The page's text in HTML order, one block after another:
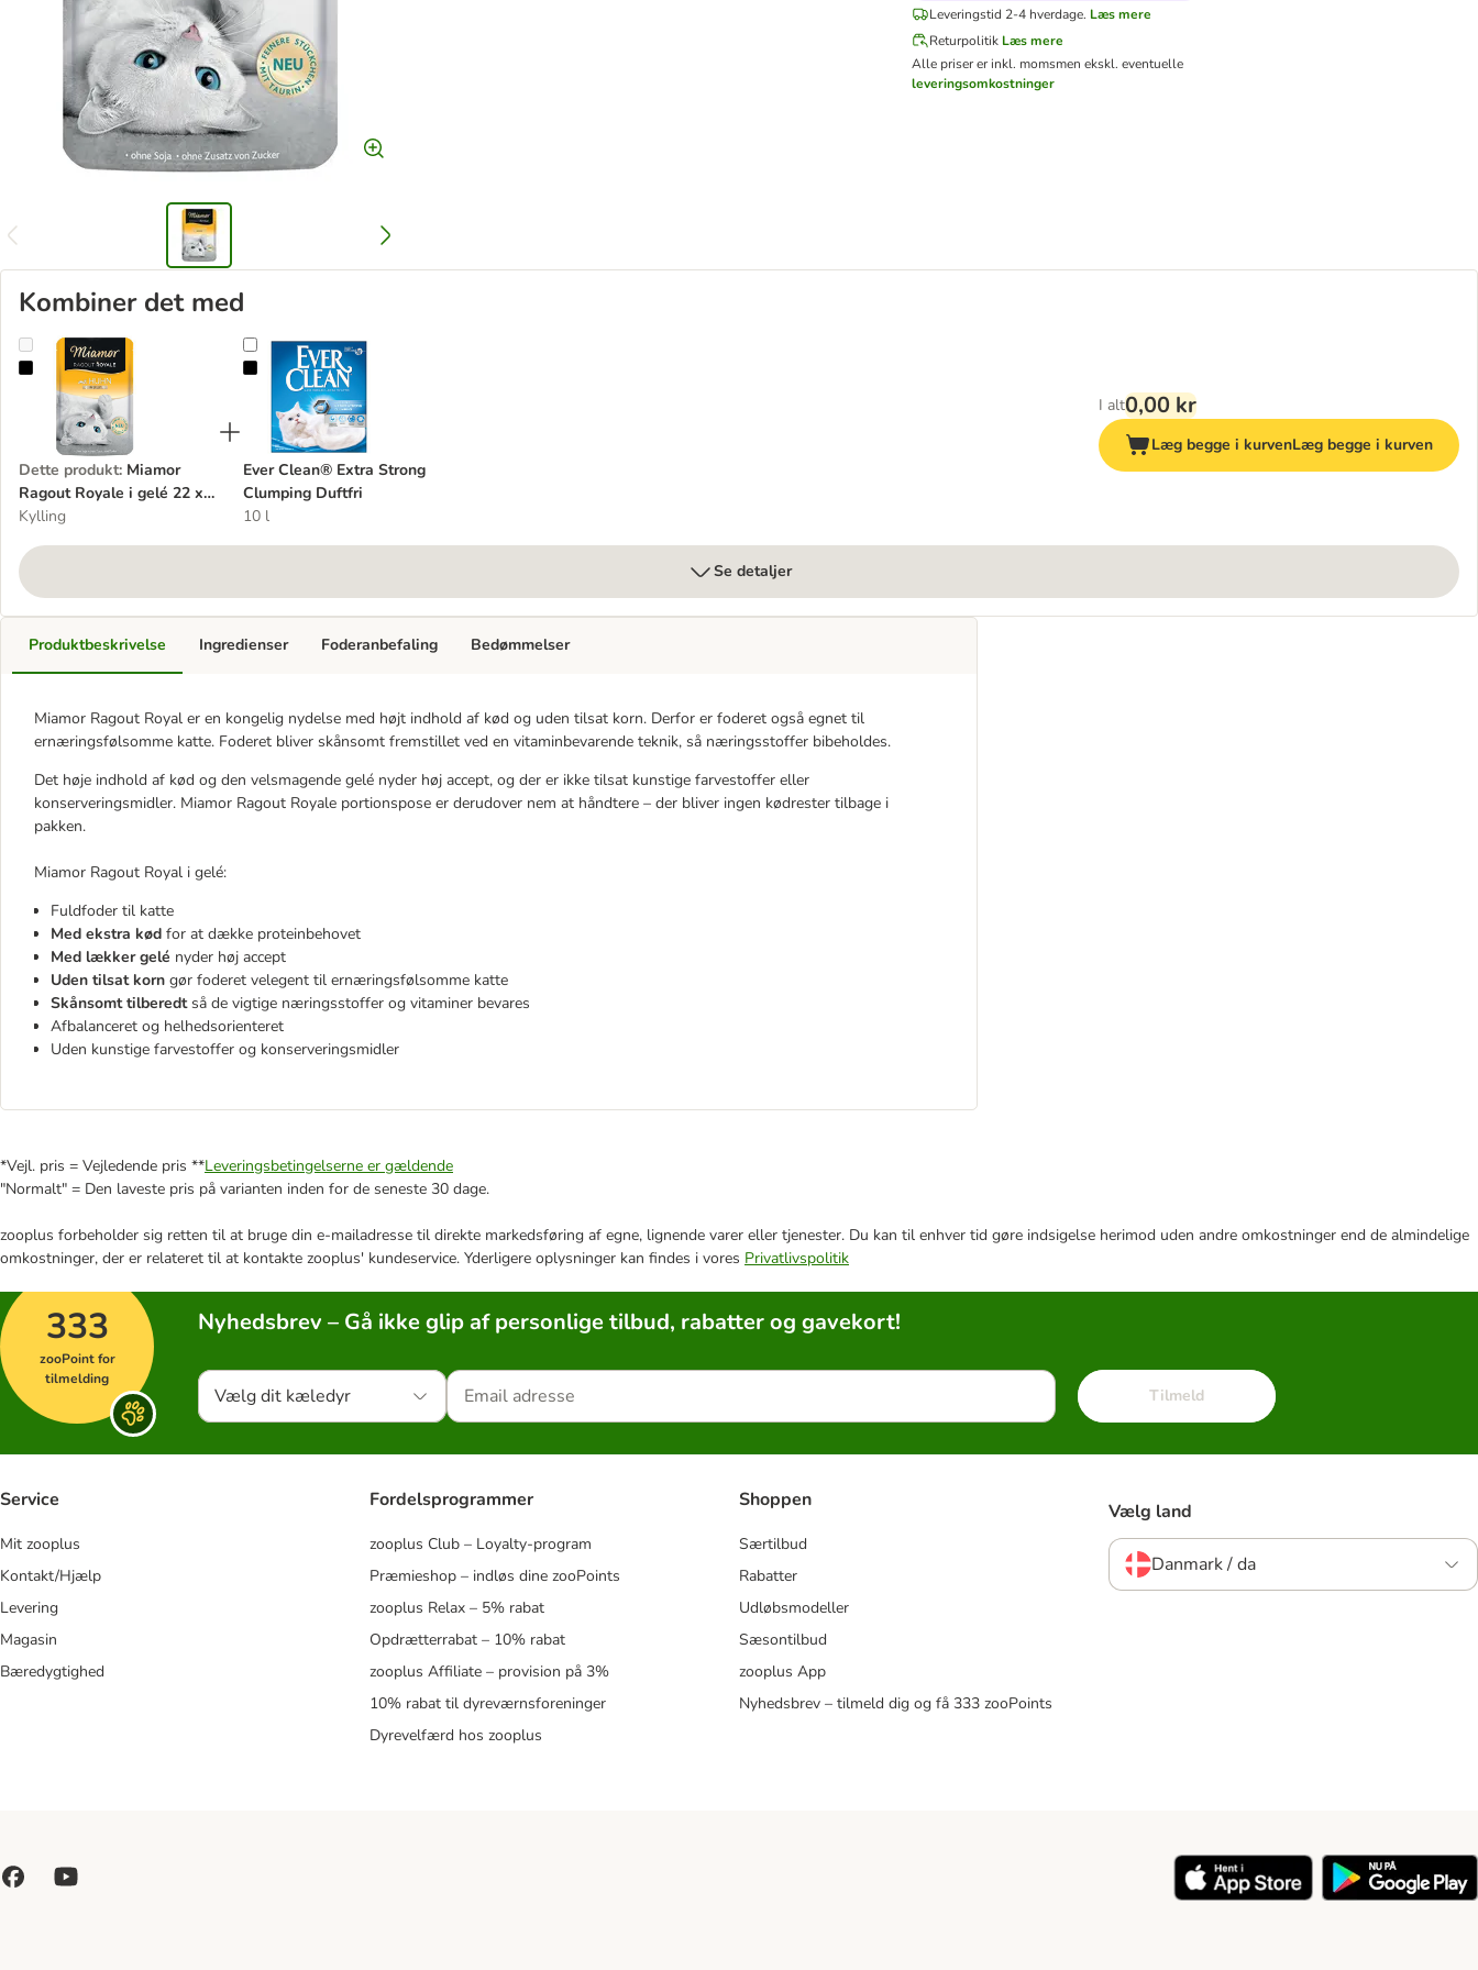
Leveringstid 2-4 hverdage. Læs mere
Returpolitik Læs mere
Alle priser er inkl. momsmen ekskl. eventuelle
leveringsomkostninger
Kombiner det med
Miamor Ragout Royale i gelé 22 x 100 g
Dette produkt: Miamor
Ragout Royale i gelé 22 x
100 g
Kylling
Ever Clean® Extra Strong Clumping Duftfri
Ever Clean® Extra Strong
Clumping Duftfri
10 l
I alt0,00 kr
Læg begge i kurvenLæg begge i kurven
Se detaljer
Produktbeskrivelse
Miamor Ragout Royal er en kongelig nydelse med højt indhold af kød og uden tilsat korn. Derfor er foderet også egnet til
ernæringsfølsomme katte. Foderet bliver skånsomt fremstillet ved en vitaminbevarende teknik, så næringsstoffer bibeholdes.
Det høje indhold af kød og den velsmagende gelé nyder høj accept, og der er ikke tilsat kunstige farvestoffer eller
konserveringsmidler. Miamor Ragout Royale portionspose er derudover nem at håndtere – der bliver ingen kødrester tilbage i
pakken.
Miamor Ragout Royal i gelé:
Fuldfoder til katte
Med ekstra kød for at dække proteinbehovet
Med lækker gelé nyder høj accept
Uden tilsat korn gør foderet velegent til ernæringsfølsomme katte
Skånsomt tilberedtså de vigtige næringsstoffer og vitaminer bevares
Afbalanceret og helhedsorienteret
Uden kunstige farvestoffer og konserveringsmidler
Ingredienser Foderanbefaling Bedømmelser
*Vejl. pris = Vejledende pris **Leveringsbetingelserne er gældende
"Normalt" = Den laveste pris på varianten inden for de seneste 30 dage.
zooplus forbeholder sig retten til at bruge din e-mailadresse til direkte markedsføring af egne, lignende varer eller tjenester. Du kan til enhver tid gøre indsigelse herimod uden andre omkostninger end de almindelige
omkostninger, der er relateret til at kontakte zooplus' kundeservice. Yderligere oplysninger kan findes i vores Privatlivspolitik
333
zooPoint for
tilmelding
Nyhedsbrev – Gå ikke glip af personlige tilbud, rabatter og gavekort!
Vælg dit kæledyr Tilmeld
Service
Mit zooplus
Kontakt/Hjælp
Levering
Magasin
Bæredygtighed
Fordelsprogrammer
zooplus Club – Loyalty-program
Præmieshop – indløs dine zooPoints
zooplus Relax – 5% rabat
Opdrætterrabat – 10% rabat
zooplus Affiliate – provision på 3%
10% rabat til dyreværnsforeninger
Dyrevelfærd hos zooplus
Shoppen
Særtilbud
Rabatter
Udløbsmodeller
Sæsontilbud
zooplus App
Nyhedsbrev – tilmeld dig og få 333 zooPoints
Vælg land
Danmark / da